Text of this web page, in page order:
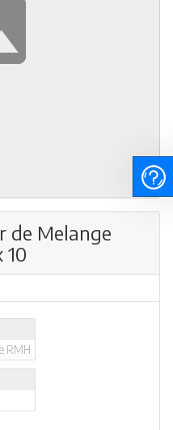
de Melange
10
RMH